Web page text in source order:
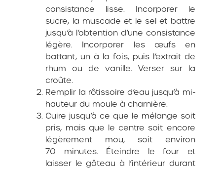
consistance lisse. Incorporer le
sucre, la muscade et le sel et battre
jusqu’à l’obtention d’une consistance
légère. Incorporer les œufs en
battant, un à la fois, puis l’extrait de
rhum ou de vanille. Verser sur la
croûte.
Remplir la rôtissoire d’eau jusqu’à mi-
hauteur du moule à charnière.
Cuire jusqu’à ce que le mélange soit
pris, mais que le centre soit encore
légèrement mou, soit environ
70 minutes. Éteindre le four et
laisser le gâteau à l’intérieur durant